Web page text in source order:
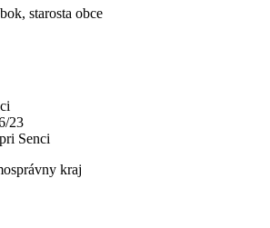
starosta obce
23
Senci
kraj